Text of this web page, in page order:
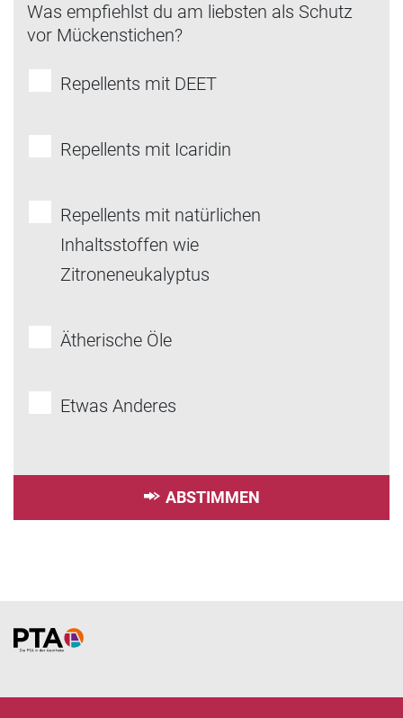
Was empfiehlst du am liebsten als Schutz
vor Mückenstichen?
Repellents mit DEET
Repellents mit Icaridin
Repellents mit natürlichen
Inhaltsstoffen wie
Zitroneneukalyptus
Ätherische Öle
Etwas Anderes
ABSTIMMEN
Home